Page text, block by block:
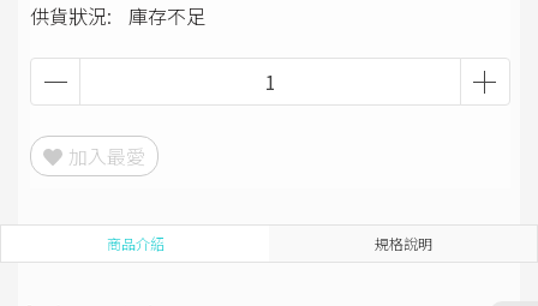
供貨狀況: 庫存不足
加入最愛
商品介紹 規格說明